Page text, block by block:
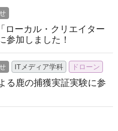
ローカル・クリエイター
参加しました！
ITメディア学科 ドローン
る鹿の捕獲実証実験に参